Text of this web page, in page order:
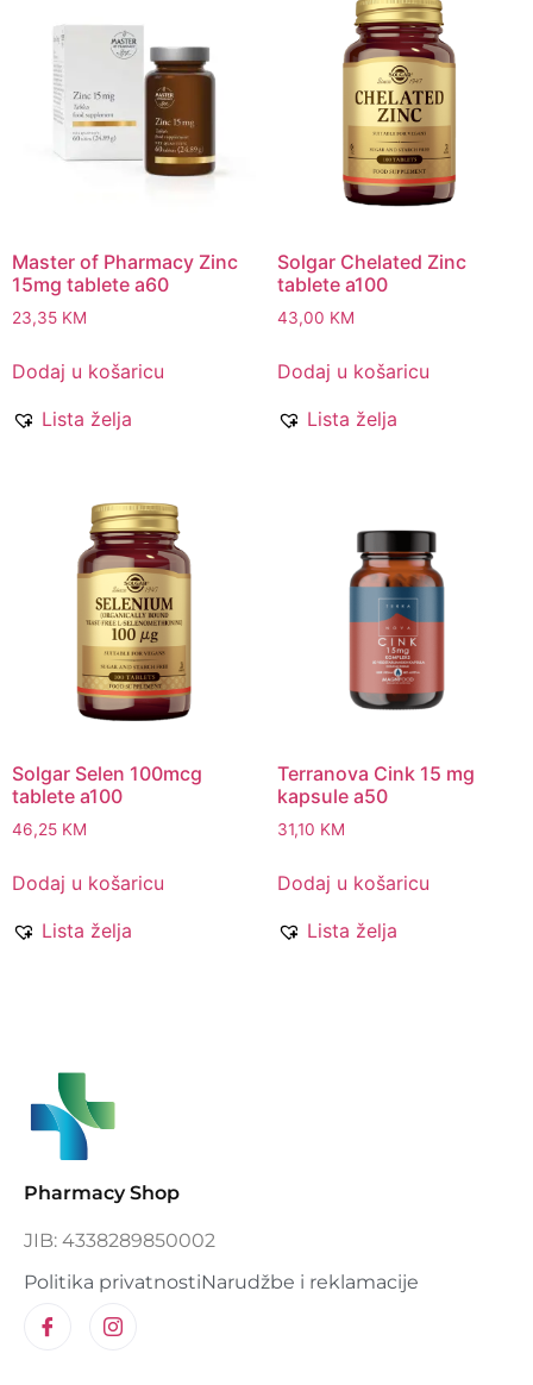
Master of Pharmacy Zinc
15mg tablete a60
23,35 KM
Dodaj u košaricu
Lista želja
Solgar Chelated Zinc
tablete a100
43,00 KM
Dodaj u košaricu
Lista želja
Solgar Selen 100mcg
tablete a100
46,25 KM
Dodaj u košaricu
Lista želja
Terranova Cink 15 mg
kapsule a50
31,10 KM
Dodaj u košaricu
Lista želja
Pharmacy Shop
JIB: 4338289850002
Politika privatnostiNarudžbe i reklamacije